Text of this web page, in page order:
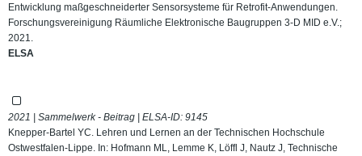
Entwicklung maßgeschneiderter Sensorsysteme für Retrofit-Anwendungen.
Forschungsvereinigung Räumliche Elektronische Baugruppen 3-D MID e.V.;
2021.
ELSA
2021 | Sammelwerk - Beitrag | ELSA-ID: 9145
Knepper-Bartel YC. Lehren und Lernen an der Technischen Hochschule
Ostwestfalen-Lippe. In: Hofmann ML, Lemme K, Löffl J, Nautz J, Technische